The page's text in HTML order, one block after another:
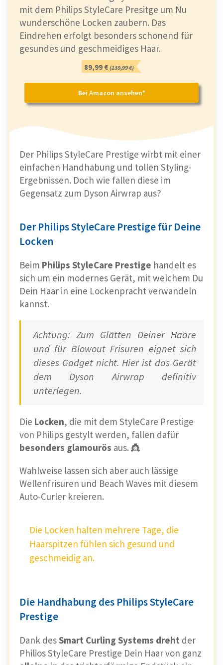
mit dem Philips StyleCare Presitge um Nu
wunderschöne Locken zaubern. Das
Eindrehen erfolgt besonders schonend für
gesundes und geschmeidiges Haar.
89,99 € (139,99 €)
Bei Amazon ansehen*
Der Philips StyleCare Prestige wirbt mit einer
einfachen Handhabung und tollen Styling-
Ergebnissen. Doch wie fallen diese im
Gegensatz zum Dyson Airwrap aus?
Der Philips StyleCare Prestige für Deine
Locken
Beim Philips StyleCare Prestige handelt es
sich um ein modernes Gerät, mit welchem Du
Dein Haar in eine Lockenpracht verwandeln
kannst.
Achtung: Zum Glätten Deiner Haare
und für Blowout Frisuren eignet sich
dieses Gadget nicht. Hier ist das Gerät
dem Dyson Airwrap definitiv
unterlegen.
Die Locken, die mit dem StyleCare Prestige
von Philips gestylt werden, fallen dafür
besonders glamourös aus. 👸
Wahlweise lassen sich aber auch lässige
Wellenfrisuren und Beach Waves mit diesem
Auto-Curler kreieren.
Die Locken halten mehrere Tage, die
Haarspitzen fühlen sich gesund und
geschmeidig an.
Die Handhabung des Philips StyleCare
Prestige
Dank desSmart Curling Systems dreht der
Philios StyleCare Prestige Dein Haar von ganz
Viele verschiedene Frisuren
Genau wie der Dyson Airwrap kommt auch
Remington Curl & Straight Confidence
mit verschiedenen Aufsätzen. So lassen sich
mit dem Gerätviele verschiedene Styles
kreieren.
Folgende Aufsätze sind enthalten:
30 mm Lockenstab für Locken
40 mm Rundbürste für Volumen
Feste Paddlebürste für geschmeidiges und
glattes Haar
Info: Dank der Keramikbeschichtung
und der Ionen-Technologie, wird eine
statische Aufladung Deiner Haare
verhindert.
Die Handhabung des Remington Curl &
Straight Confidence
Der Remington Curl & Straight Confidence
kommt mit
2 Heiz- und Gebläsestufenund
einer zusätzlichen
Die rotierende Warmluftbürsteverfügt über
einen weiteren Schalter, mit welcher sich die
Richtung des Aufsatzes wechseln lässt. So
kannst Du die Bürste in verschiedene
Richtung nutzen. 🙌
Info: Die Benutzung der Rundbürste
© Remington